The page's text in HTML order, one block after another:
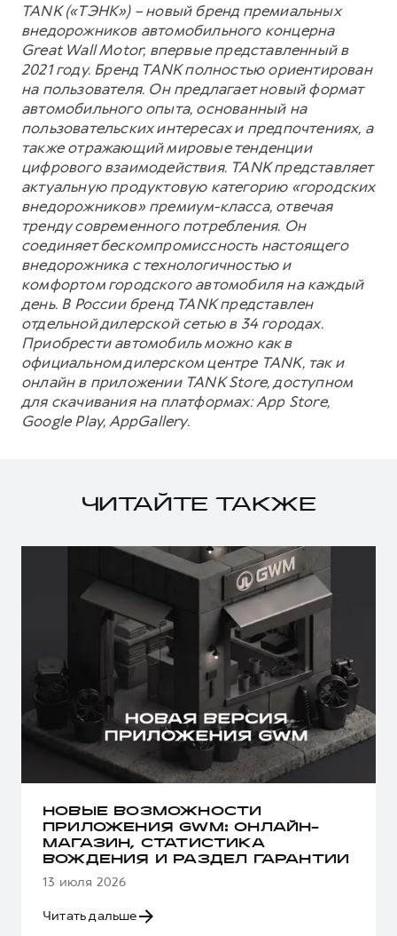
TANK («ТЭНК») – новый бренд премиальных
внедорожников автомобильного концерна
Great Wall Motor, впервые представленный в
2021 году. Бренд TANK полностью ориентирован
на пользователя. Он предлагает новый формат
автомобильного опыта, основанный на
пользовательских интересах и предпочтениях, а
также отражающий мировые тенденции
цифрового взаимодействия. TANK представляет
актуальную продуктовую категорию «городских
внедорожников» премиум-класса, отвечая
тренду современного потребления. Он
соединяет бескомпромиссность настоящего
внедорожника с технологичностью и
комфортом городского автомобиля на каждый
день. В России бренд TANK представлен
отдельной дилерской сетью в 34 городах.
Приобрести автомобиль можно как в
официальном дилерском центре TANK, так и
онлайн в приложении TANK Store, доступном
для скачивания на платформах: App Store,
Google Play, AppGallery.
ЧИТАЙТЕ ТАКЖЕ
НОВЫЕ ВОЗМОЖНОСТИ
ПРИЛОЖЕНИЯ GWM: ОНЛАЙН-
МАГАЗИН, СТАТИСТИКА
ВОЖДЕНИЯ И РАЗДЕЛ ГАРАНТИИ
13 июля 2026
Читать дальше